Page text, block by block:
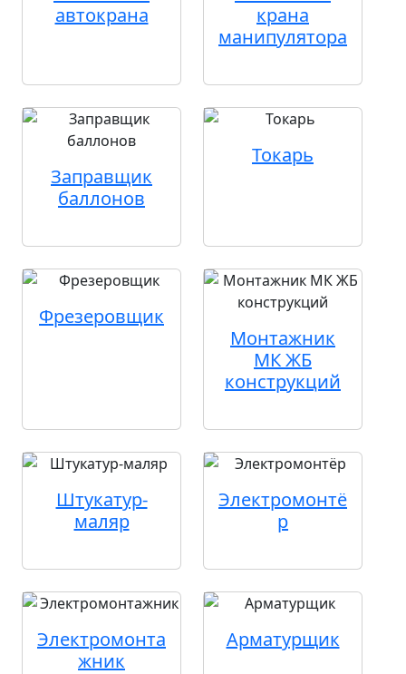
автокрана
крана
манипулятора
Заправщик
баллонов
Токарь
Фрезеровщик
Монтажник
МК ЖБ
конструкций
Штукатур-
маляр
Электромонтё
р
Электромонта
жник
Арматурщик